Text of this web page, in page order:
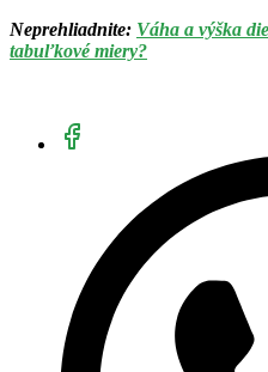
Neprehliadnite: Váha a výška
tabuľkové miery?